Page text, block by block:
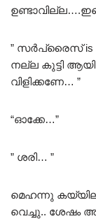
” സർപ്രൈസ്
നല്ല കുട്ടി
വിളിക്കണേ… ”
“ഓക്കേ…”
” ശരി… ”
മെഹന്നു
വെച്ചു.. ശേഷം